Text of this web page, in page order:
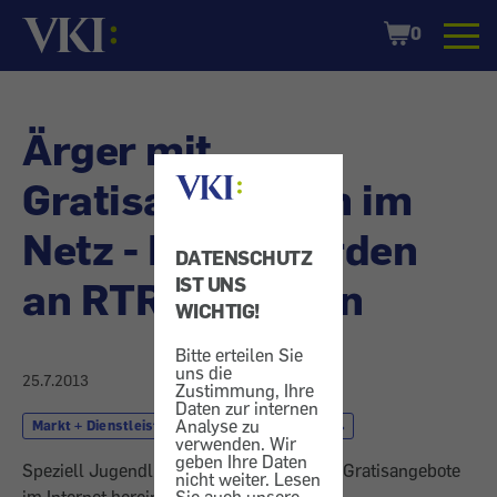
DATENSCHUTZ
IST UNS
WICHTIG!
Bitte erteilen Sie
uns die
Zustimmung, Ihre
Daten zur internen
Analyse zu
verwenden. Wir
geben Ihre Daten
nicht weiter. Lesen
Startseite
Shopping
Cart
0
Ärger mit
Gratisangeboten im
Netz - Beschwerden
an RTR gesunken
25.7.2013
Markt + Dienstleistung Online-Shopping
Speziell Jugendliche fallen vermehrt auf Gratisangebote